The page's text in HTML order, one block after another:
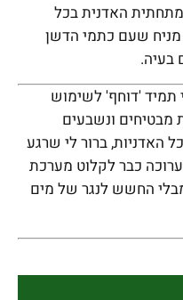
האדנית בכל
מניח שעם כתמי הדשן
בעיה.
תמיד 'דוחף' לשימוש
מבטיחים ונשבעים
האדניות, ברור לי שרגע
כבר לקלוט מערכת
החשש לנגר של מים